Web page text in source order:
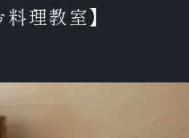
理教室】